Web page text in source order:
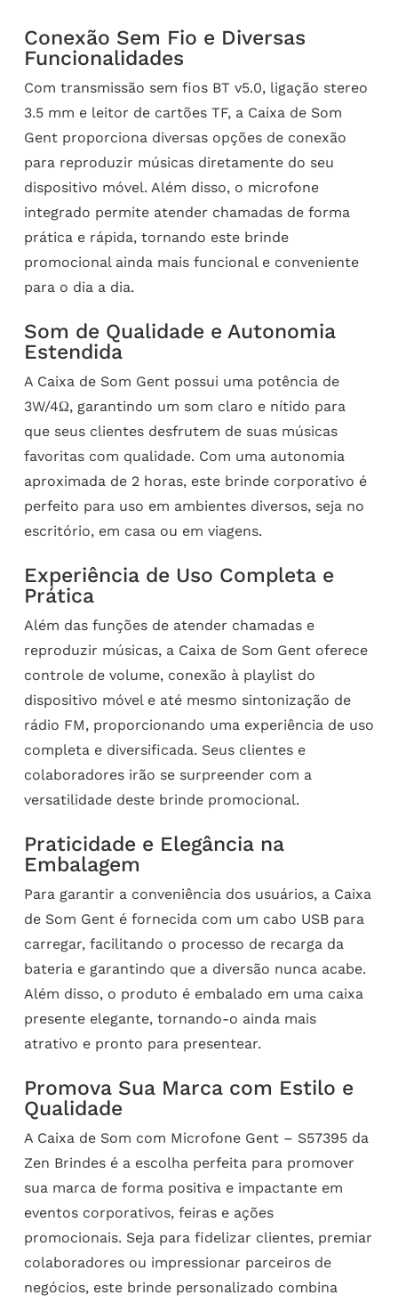
Conexão Sem Fio e Diversas
Funcionalidades
Com transmissão sem fios BT v5.0, ligação stereo
3.5 mm e leitor de cartões TF, a Caixa de Som
Gent proporciona diversas opções de conexão
para reproduzir músicas diretamente do seu
dispositivo móvel. Além disso, o microfone
integrado permite atender chamadas de forma
prática e rápida, tornando este brinde
promocional ainda mais funcional e conveniente
para o dia a dia.
Som de Qualidade e Autonomia
Estendida
A Caixa de Som Gent possui uma potência de
3W/4Ω, garantindo um som claro e nítido para
que seus clientes desfrutem de suas músicas
favoritas com qualidade. Com uma autonomia
aproximada de 2 horas, este brinde corporativo é
perfeito para uso em ambientes diversos, seja no
escritório, em casa ou em viagens.
Experiência de Uso Completa e
Prática
Além das funções de atender chamadas e
reproduzir músicas, a Caixa de Som Gent oferece
controle de volume, conexão à playlist do
dispositivo móvel e até mesmo sintonização de
rádio FM, proporcionando uma experiência de uso
completa e diversificada. Seus clientes e
colaboradores irão se surpreender com a
versatilidade deste brinde promocional.
Praticidade e Elegância na
Embalagem
Para garantir a conveniência dos usuários, a Caixa
de Som Gent é fornecida com um cabo USB para
carregar, facilitando o processo de recarga da
bateria e garantindo que a diversão nunca acabe.
Além disso, o produto é embalado em uma caixa
presente elegante, tornando-o ainda mais
atrativo e pronto para presentear.
Promova Sua Marca com Estilo e
Qualidade
A Caixa de Som com Microfone Gent – S57395 da
Zen Brindes é a escolha perfeita para promover
sua marca de forma positiva e impactante em
eventos corporativos, feiras e ações
promocionais. Seja para fidelizar clientes, premiar
colaboradores ou impressionar parceiros de
negócios, este brinde personalizado combina